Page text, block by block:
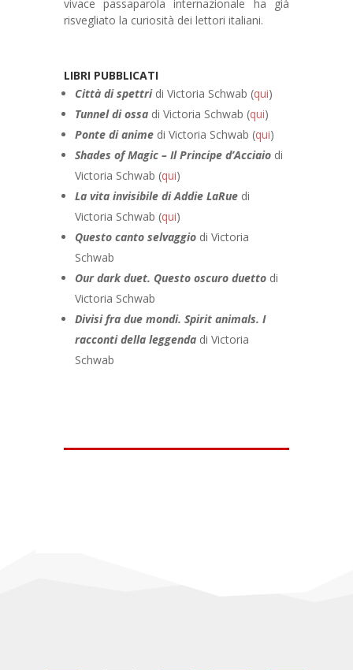
vivace passaparola internazionale ha già
risvegliato la curiosità dei lettori italiani.
LIBRI PUBBLICATI
Città di spettridi Victoria Schwab (qui)
Tunnel di ossadi Victoria Schwab (qui)
Ponte di animedi Victoria Schwab (qui)
Shades of Magic – Il Principe d’Acciaiodi
Victoria Schwab (qui)
La vita invisibile di Addie LaRuedi
Victoria Schwab (qui)
Questo canto selvaggiodi Victoria
Schwab
Our dark duet. Questo oscuro duettodi
Victoria Schwab
Divisi fra due mondi. Spirit animals. I
racconti della leggendadi Victoria
Schwab